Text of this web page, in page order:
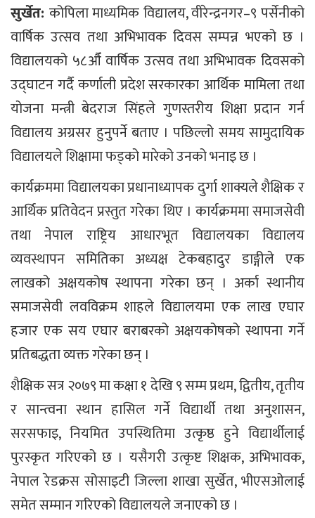
सुर्खेत: कोपिला माध्यमिक विद्यालय, वीरेन्द्रनगर–९ पर्सेनीको
वार्षिक उत्सव तथा अभिभावक दिवस सम्पन्न भएको छ ।
विद्यालयको ५८औँ वार्षिक उत्सव तथा अभिभावक दिवसको
उद्घाटन गर्दै कर्णाली प्रदेश सरकारका आर्थिक मामिला तथा
योजना मन्त्री बेदराज सिंहले गुणस्तरीय शिक्षा प्रदान गर्न
विद्यालय अग्रसर हुनुपर्ने बताए । पछिल्लो समय सामुदायिक
विद्यालयले शिक्षामा फड्को मारेको उनको भनाइ छ ।
कार्यक्रममा विद्यालयका प्रधानाध्यापक दुर्गा शाक्यले शैक्षिक र
आर्थिक प्रतिवेदन प्रस्तुत गरेका थिए । कार्यक्रममा समाजसेवी
तथा नेपाल राष्ट्रिय आधारभूत विद्यालयका विद्यालय
व्यवस्थापन समितिका अध्यक्ष टेकबहादुर डाङ्गीले एक
लाखको अक्षयकोष स्थापना गरेका छन् । अर्का स्थानीय
समाजसेवी लवविक्रम शाहले विद्यालयमा एक लाख एघार
हजार एक सय एघार बराबरको अक्षयकोषको स्थापना गर्ने
प्रतिबद्धता व्यक्त गरेका छन् ।
शैक्षिक सत्र २०७९ मा कक्षा १ देखि ९ सम्म प्रथम, द्वितीय, तृतीय
र सान्त्वना स्थान हासिल गर्ने विद्यार्थी तथा अनुशासन,
सरसफाइ, नियमित उपस्थितिमा उत्कृष्ठ हुने विद्यार्थीलाई
पुरस्कृत गरिएको छ । यसैगरी उत्कृष्ट शिक्षक, अभिभावक,
नेपाल रेडक्रस सोसाइटी जिल्ला शाखा सुर्खेत, भीएसओलाई
समेत सम्मान गरिएको विद्यालयले जनाएको छ ।